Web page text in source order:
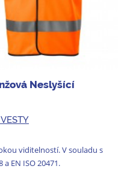
Neslyšící
viditelností. V souladu s
a EN ISO 20471.